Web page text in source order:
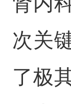
次关
了极